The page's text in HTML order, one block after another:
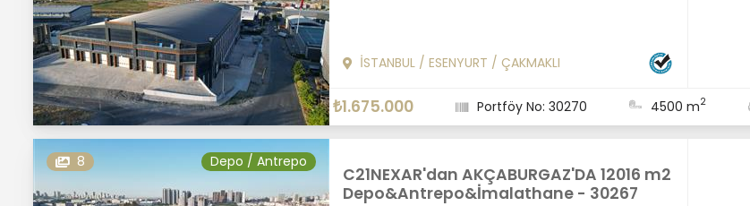
İSTANBUL/ ESENYURT / ÇAKMAKLI
₺1.675.000 Portföy No: 30270 4500 m2
8 Depo / Antrepo
C21NEXAR'dan AKÇABURGAZ'DA 12016 m2
Depo&Antrepo&İmalathane - 30267